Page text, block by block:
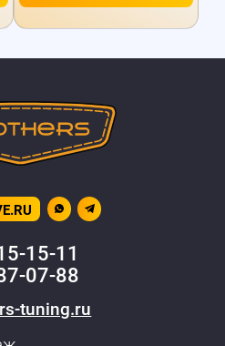
15-11
07-88
tuning.ru